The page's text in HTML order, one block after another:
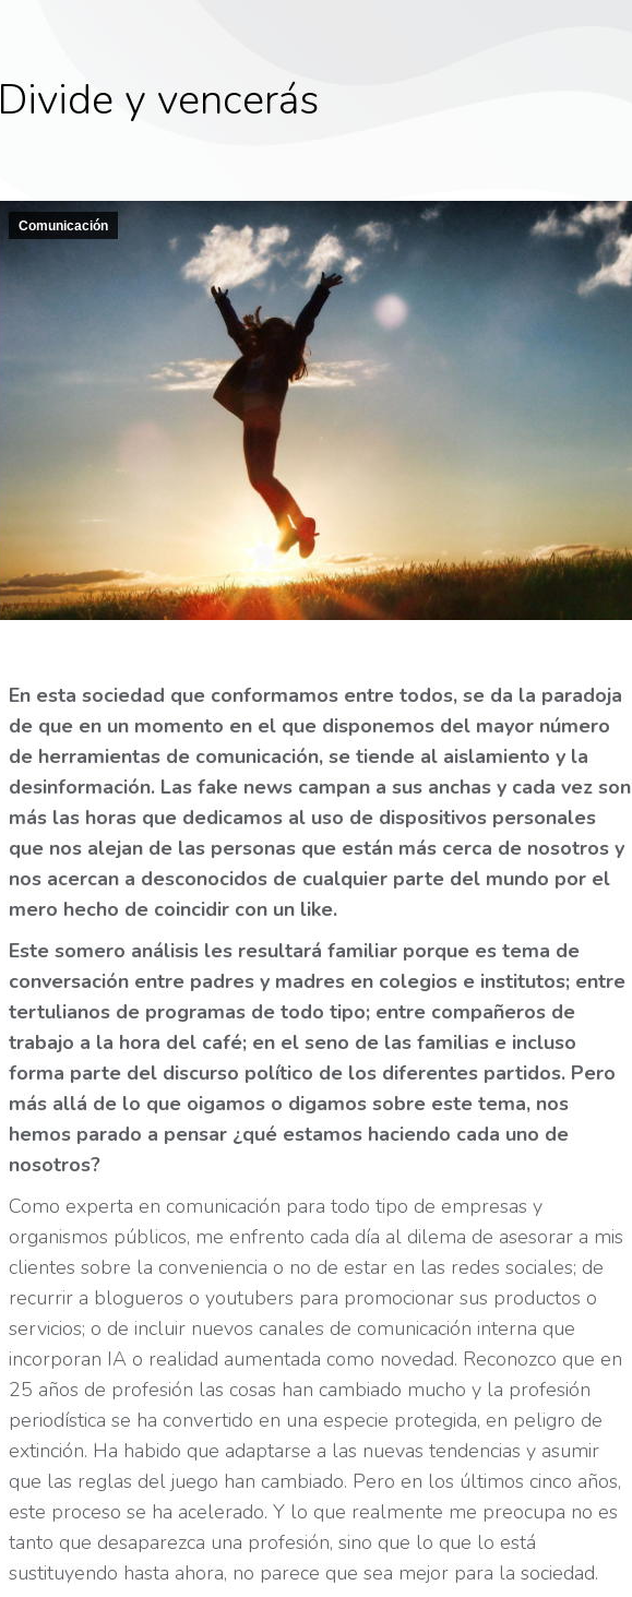
Divide y vencerás
Comunicación
En esta sociedad que conformamos entre todos, se da la paradoja
de que en un momento en el que disponemos del mayor número
de herramientas de comunicación, se tiende al aislamiento y la
desinformación. Las fake news campan a sus anchas y cada vez son
más las horas que dedicamos al uso de dispositivos personales
que nos alejan de las personas que están más cerca de nosotros y
nos acercan a desconocidos de cualquier parte del mundo por el
mero hecho de coincidir con un like.
Este somero análisis les resultará familiar porque es tema de
conversación entre padres y madres en colegios e institutos; entre
tertulianos de programas de todo tipo; entre compañeros de
trabajo a la hora del café; en el seno de las familias e incluso
forma parte del discurso político de los diferentes partidos. Pero
más allá de lo que oigamos o digamos sobre este tema, nos
hemos parado a pensar ¿qué estamos haciendo cada uno de
nosotros?
Como experta en comunicación para todo tipo de empresas y
organismos públicos, me enfrento cada día al dilema de asesorar a mis
clientes sobre la conveniencia o no de estar en las redes sociales; de
recurrir a blogueros o youtubers para promocionar sus productos o
servicios; o de incluir nuevos canales de comunicación interna que
incorporan IA o realidad aumentada como novedad. Reconozco que en
25 años de profesión las cosas han cambiado mucho y la profesión
periodística se ha convertido en una especie protegida, en peligro de
extinción. Ha habido que adaptarse a las nuevas tendencias y asumir
que las reglas del juego han cambiado. Pero en los últimos cinco años,
este proceso se ha acelerado. Y lo que realmente me preocupa no es
tanto que desaparezca una profesión, sino que lo que lo está
sustituyendo hasta ahora, no parece que sea mejor para la sociedad.